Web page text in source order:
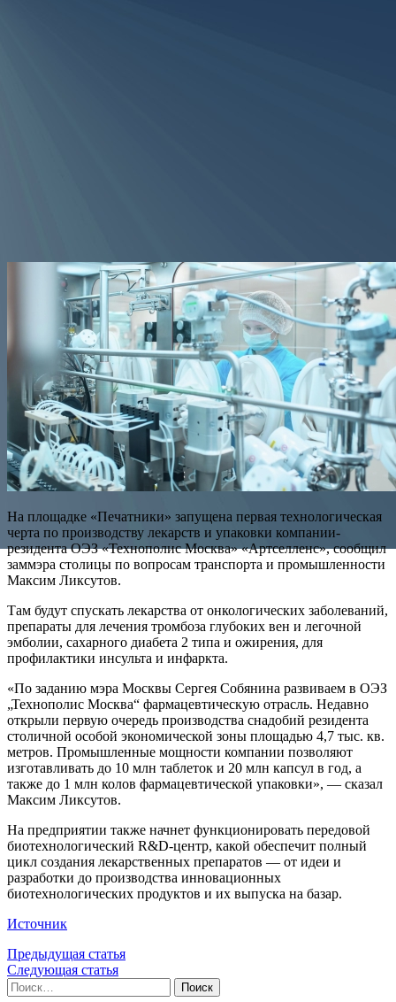
На площадке «Печатники» запущена первая технологическая
черта по производству лекарств и упаковки компании-
резидента ОЭЗ «Технополис Москва» «Артселленс», сообщил
заммэра столицы по вопросам транспорта и промышленности
Максим Ликсутов.
Там будут спускать лекарства от онкологических заболеваний,
препараты для лечения тромбоза глубоких вен и легочной
эмболии, сахарного диабета 2 типа и ожирения, для
профилактики инсульта и инфаркта.
«По заданию мэра Москвы Сергея Собянина развиваем в ОЭЗ
„Технополис Москва“ фармацевтическую отрасль. Недавно
открыли первую очередь производства снадобий резидента
столичной особой экономической зоны площадью 4,7 тыс. кв.
метров. Промышленные мощности компании позволяют
изготавливать до 10 млн таблеток и 20 млн капсул в год, а
также до 1 млн колов фармацевтической упаковки», — сказал
Максим Ликсутов.
На предприятии также начнет функционировать передовой
биотехнологический R&D-центр, какой обеспечит полный
цикл создания лекарственных препаратов — от идеи и
разработки до производства инновационных
биотехнологических продуктов и их выпуска на базар.
Источник
Предыдущая статья
Следующая статья
Найти: